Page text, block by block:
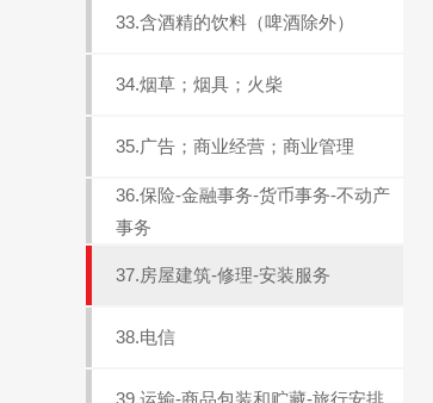
33.含酒精的饮料（啤酒除外）
34.烟草；烟具；火柴
35.广告；商业经营；商业管理
36.保险-金融事务-货币事务-不动产
事务
37.房屋建筑-修理-安装服务
38.电信
39.运输-商品包装和贮藏-旅行安排